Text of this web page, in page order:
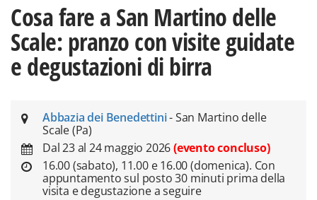
Cosa fare a San Martino delle
Scale: pranzo con visite guidate
e degustazioni di birra
Abbazia dei Benedettini- San Martino delle
Scale (Pa)
Dal 23 al 24 maggio 2026(evento concluso)
16.00 (sabato), 11.00 e 16.00 (domenica). Con
appuntamento sul posto 30 minuti prima della
visita e degustazione a seguire